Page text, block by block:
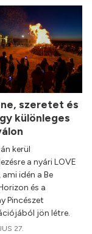
szeretet és
különleges
kerül
a nyári LOVE
ami idén a Be
és a
Pincészet
jön létre.
27.